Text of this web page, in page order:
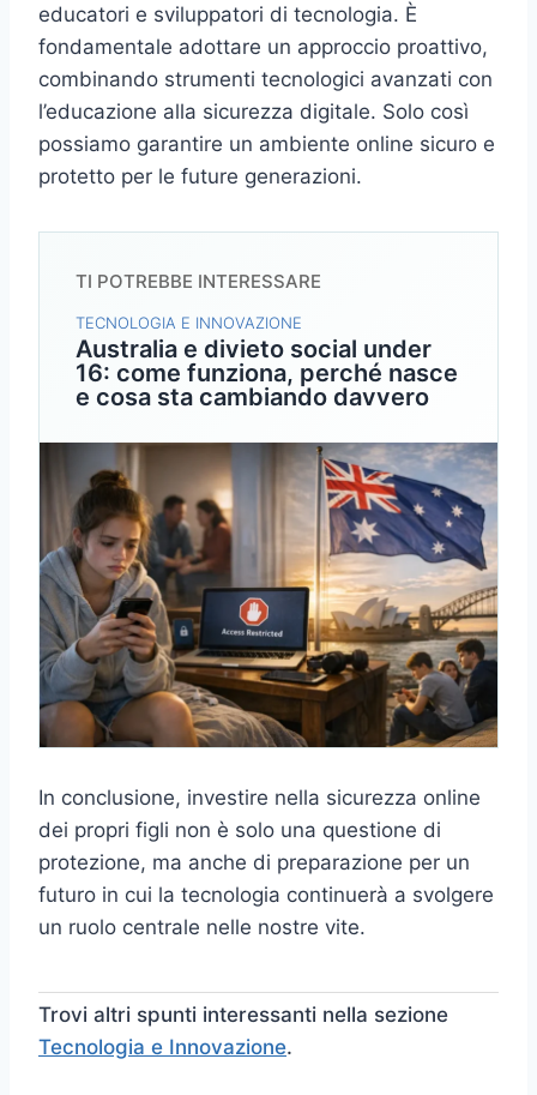
educatori e sviluppatori di tecnologia. È
fondamentale adottare un approccio proattivo,
combinando strumenti tecnologici avanzati con
l’educazione alla sicurezza digitale. Solo così
possiamo garantire un ambiente online sicuro e
protetto per le future generazioni.
TI POTREBBE INTERESSARE
TECNOLOGIA E INNOVAZIONE
Australia e divieto social under
16: come funziona, perché nasce
e cosa sta cambiando davvero
In conclusione, investire nella sicurezza online
dei propri figli non è solo una questione di
protezione, ma anche di preparazione per un
futuro in cui la tecnologia continuerà a svolgere
un ruolo centrale nelle nostre vite.
Trovi altri spunti interessanti nella sezione
Tecnologia e Innovazione.